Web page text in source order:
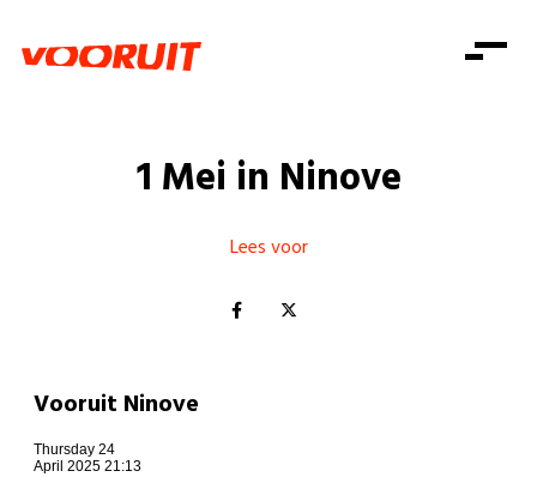
Zorg
Gelijke kansen
Onze mensen
Standpunten
Doe mee
Doe mee
Mis niets
Login
Login
1 Mei in Ninove
Lees voor
Vooruit Ninove
Thursday 24
April 2025 21:13